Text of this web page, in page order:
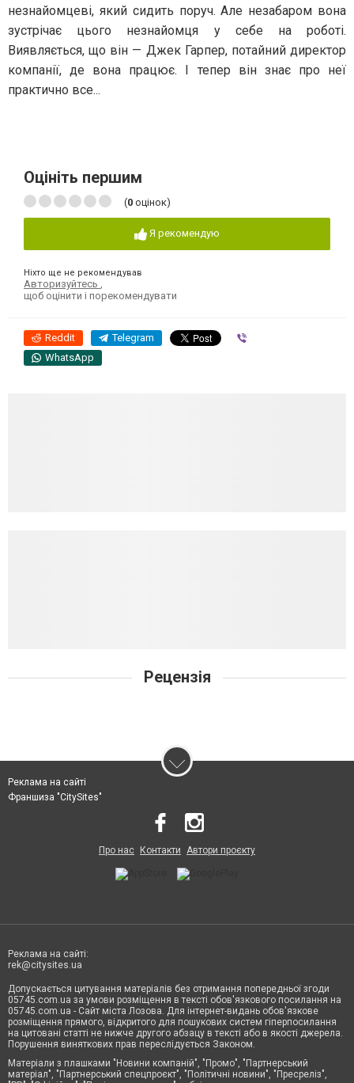
незнайомцеві, який сидить поруч. Але незабаром вона
зустрічає цього незнайомця у себе на роботі.
Виявляється, що він — Джек Гарпер, потайний директор
компанії, де вона працює. І тепер він знає про неї
практично все...
Оцініть першим
(0 оцінок)
Я рекомендую
Ніхто ще не рекомендував
Авторизуйтесь
щоб оцінити і порекомендувати
Reddit Telegram
WhatsApp
Рецензія
Реклама на сайті
Франшиза "CitySites"
Про нас Контакти Автори проєкту
Реклама на сайті:
rek@citysites.ua
Допускається цитування матеріалів без отримання попередньої згоди
05745.com.ua за умови розміщення в тексті обов'язкового посилання на
05745.com.ua - Сайт міста Лозова. Для інтернет-видань обов'язкове
розміщення прямого, відкритого для пошукових систем гіперпосилання
на цитовані статті не нижче другого абзацу в тексті або в якості джерела.
Порушення виняткових прав переслідується Законом.
Матеріали з плашками "Новини компаній", "Промо", "Партнерський
матеріал", "Партнерський спецпроєкт", "Політичні новини", "Пресреліз",